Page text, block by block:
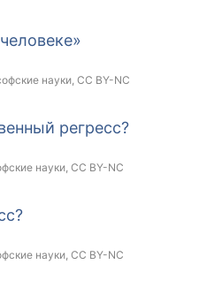
науки, CC BY-NC
регресс?
науки, CC BY-NC
науки, CC BY-NC